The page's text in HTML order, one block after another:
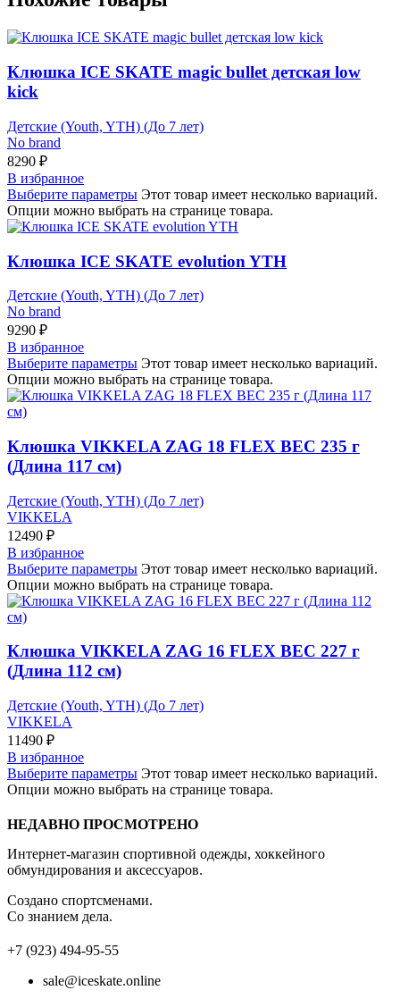
Клюшка ICE SKATE magic bullet детская low
kick
Детские (Youth, YTH) (До 7 лет)
No brand
8290 ₽
В избранное
Выберите параметры Этот товар имеет несколько вариаций.
Опции можно выбрать на странице товара.
Клюшка ICE SKATE evolution YTH
Детские (Youth, YTH) (До 7 лет)
No brand
9290 ₽
В избранное
Выберите параметры Этот товар имеет несколько вариаций.
Опции можно выбрать на странице товара.
Клюшка VIKKELA ZAG 18 FLEX ВЕС 235 г
(Длина 117 см)
Детские (Youth, YTH) (До 7 лет)
VIKKELA
12490 ₽
В избранное
Выберите параметры Этот товар имеет несколько вариаций.
Опции можно выбрать на странице товара.
Клюшка VIKKELA ZAG 16 FLEX ВЕС 227 г
(Длина 112 см)
Детские (Youth, YTH) (До 7 лет)
VIKKELA
11490 ₽
В избранное
Выберите параметры Этот товар имеет несколько вариаций.
Опции можно выбрать на странице товара.
НЕДАВНО ПРОСМОТРЕНО
Интернет-магазин спортивной одежды, хоккейного
обмундирования и аксессуаров.
Создано спортсменами.
Со знанием дела.
+7 (923) 494-95-55
sale@iceskate.online